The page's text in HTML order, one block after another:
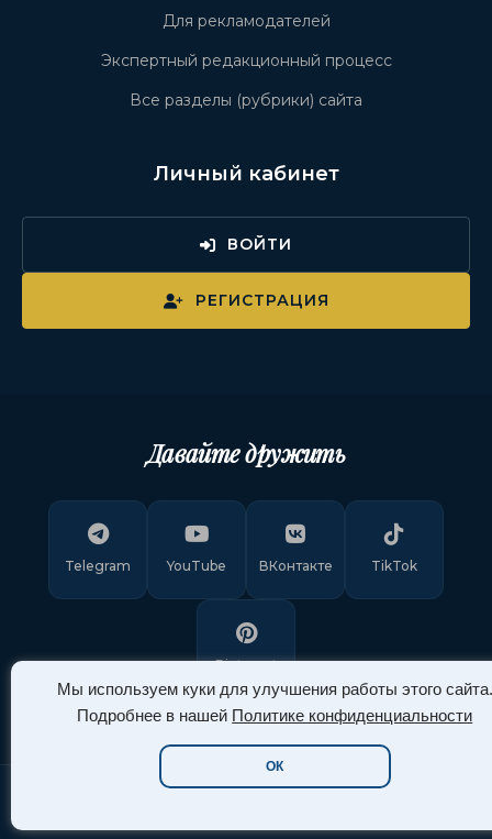
Мы используем куки для улучшения работы этого сайта.
Подробнее в нашей Политике конфиденциальности
ОК
Для рекламодателей
Экспертный редакционный процесс
Все разделы (рубрики) сайта
Личный кабинет
ВОЙТИ
РЕГИСТРАЦИЯ
Давайте дружить
Telegram YouTube ВКонтакте TikTok
Pinterest